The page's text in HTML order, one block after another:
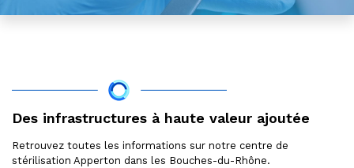
Des infrastructures à haute valeur ajoutée
Retrouvez toutes les informations sur notre centre de
stérilisation Apperton dans les Bouches-du-Rhône.